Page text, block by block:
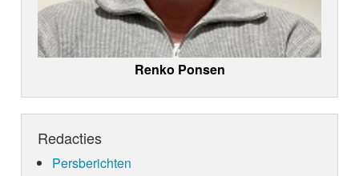
Renko Ponsen
Redacties
Persberichten